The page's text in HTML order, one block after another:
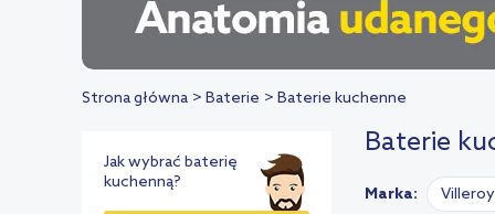
Strona główna Baterie Baterie kuchenne
Jak wybrać baterię
kuchenną?
Baterie
Marka: